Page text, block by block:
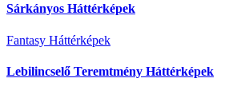
Sárkányos Háttérképek
Fantasy Háttérképek
Lebilincselő Teremtmény Háttérképek